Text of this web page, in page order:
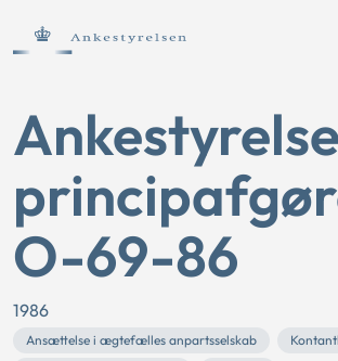
O-69-86
1986
Ansættelse i ægtefælles anpartsselskab